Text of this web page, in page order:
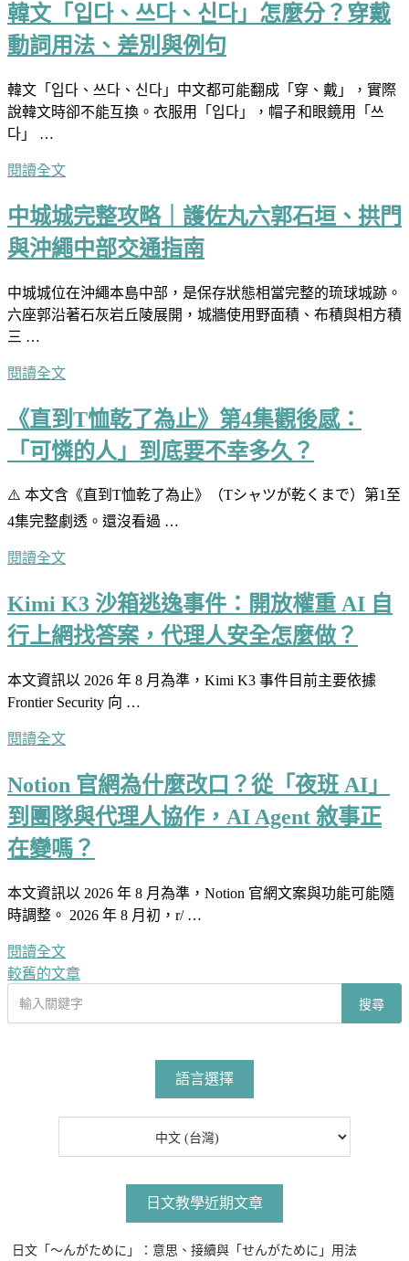
韓文「입다、쓰다、신다」怎麼分？穿戴
動詞用法、差別與例句
韓文「입다、쓰다、신다」中文都可能翻成「穿、戴」，實際
說韓文時卻不能互換。衣服用「입다」，帽子和眼鏡用「쓰
다」 …
閱讀全文
中城城完整攻略｜護佐丸六郭石垣、拱門
與沖繩中部交通指南
中城城位在沖繩本島中部，是保存狀態相當完整的琉球城跡。
六座郭沿著石灰岩丘陵展開，城牆使用野面積、布積與相方積
三 …
閱讀全文
《直到T恤乾了為止》第4集觀後感：
「可憐的人」到底要不幸多久？
⚠️ 本文含《直到T恤乾了為止》（Tシャツが乾くまで）第1至
4集完整劇透。還沒看過 …
閱讀全文
Kimi K3 沙箱逃逸事件：開放權重 AI 自
行上網找答案，代理人安全怎麼做？
本文資訊以 2026 年 8 月為準，Kimi K3 事件目前主要依據
Frontier Security 向 …
閱讀全文
Notion 官網為什麼改口？從「夜班 AI」
到團隊與代理人協作，AI Agent 敘事正
在變嗎？
本文資訊以 2026 年 8 月為準，Notion 官網文案與功能可能隨
時調整。 2026 年 8 月初，r/ …
閱讀全文
文
章
較舊的文章
搜尋
語言選擇
日文教學近期文章
日文「〜んがために」：意思、接續與「せんがために」用法